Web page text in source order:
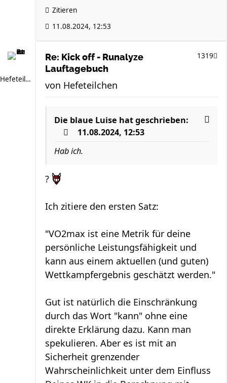
Zitieren
11.08.2024, 12:53
Hefeteilchen
Re: Kick off - Runalyze
Lauftagebuch
1319
von Hefeteilchen
Die blaue Luise hat geschrieben:
11.08.2024, 12:53
Hab ich.
?
Ich zitiere den ersten Satz:
"VO2max ist eine Metrik für deine
persönliche Leistungsfähigkeit und
kann aus einem aktuellen (und guten)
Wettkampfergebnis geschätzt werden."
Gut ist natürlich die Einschränkung
durch das Wort "kann" ohne eine
direkte Erklärung dazu. Kann man
spekulieren. Aber es ist mit an
Sicherheit grenzender
Wahrscheinlichkeit unter dem Einfluss